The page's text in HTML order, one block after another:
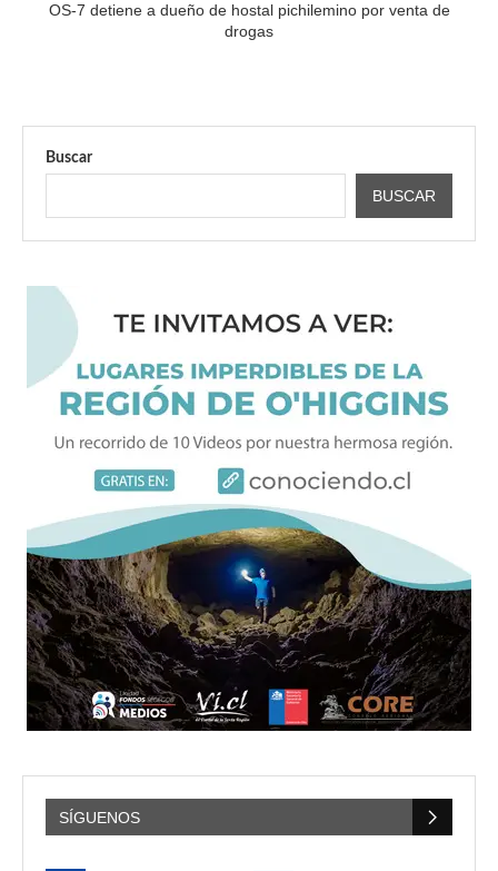
OS-7 detiene a dueño de hostal pichilemino por venta de
drogas
Buscar
BUSCAR
SÍGUENOS